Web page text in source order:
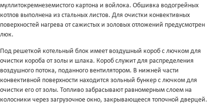
муллитокремнеземистого картона и войлока. Обшивка водогрейных
котлов выполнена из стальных листов. Для очистки конвективных
поверхностей нагрева от сажистых и золовых отложений предусмотрен
люк.
Под решеткой котельный блок имеет воздушный короб с лючком для
очистки короба от золы и шлака. Короб служит для распределения
воздушного потока, поданного вентилятором. В нижней части
конвективной поверхности находится зольный бункер с лючком для
очистки его от золы. Топливо забрасывают равномерным слоем на
колосники через загрузочное окно, закрывающееся топочной дверцей.